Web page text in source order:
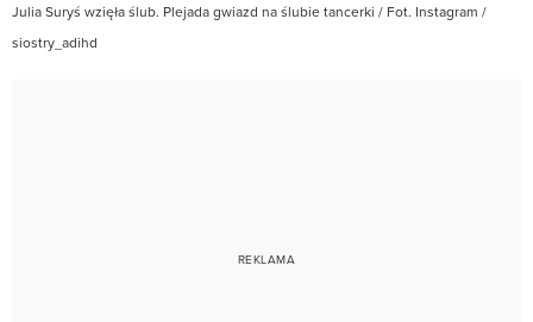
Julia Suryś wzięła ślub. Plejada gwiazd na ślubie tancerki / Fot. Instagram /
siostry_adihd